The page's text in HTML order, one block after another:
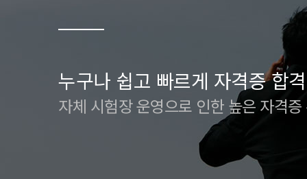
누구나 쉽고 빠르게 자격증 합
자체 시험장 운영으로 인한 높은 자격